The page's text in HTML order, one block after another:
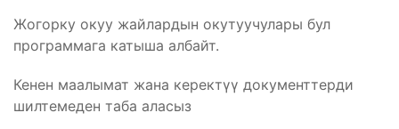
Жогорку окуу жайлардын окутуучулары бул
программага катыша албайт.
Кенен маалымат жана керектүү документтерди
шилтемеден таба аласыз